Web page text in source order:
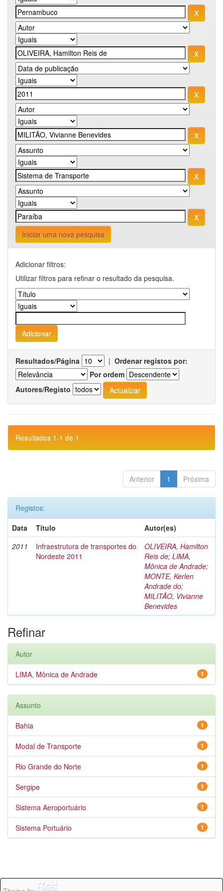
Iniciar uma nova pesquisa
Adicionar filtros:
Utilizar filtros para refinar o resultado da pesquisa.
Resultados/Página | Ordenar registos por:
Por ordem
Autores/Registo
Resultados 1-1 de 1.
Anterior 1 Próxima
Registos:
Data
Título
Autor(es)
2011
Infraestrutura de transportes do
Nordeste 2011
OLIVEIRA, Hamilton
Reis de; LIMA,
Mônica de Andrade;
MONTE, Kerlen
Andrade do;
MILITÃO, Vivianne
Benevides
Refinar
Autor
1
LIMA, Mônica de Andrade
Assunto
1
Bahia
1
Modal de Transporte
1
Rio Grande do Norte
1
Sergipe
1
Sistema Aeroportuário
1
Sistema Portuário